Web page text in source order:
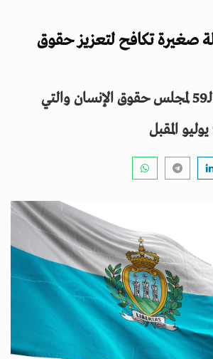
صغيرة تكافح لتعزيز حقوق
خلال الدورة الـ59 لمجلس حقوق الإنسان والتي